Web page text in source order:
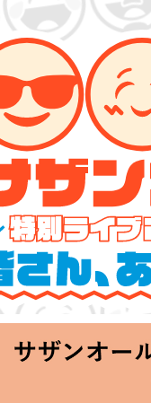
ールスターズ 特別ラ
Smilin’～皆さん、あ
Thu 20:00 Start